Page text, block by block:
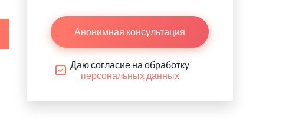
Анонимная консультация
Даю согласие на обработку
персональных данных